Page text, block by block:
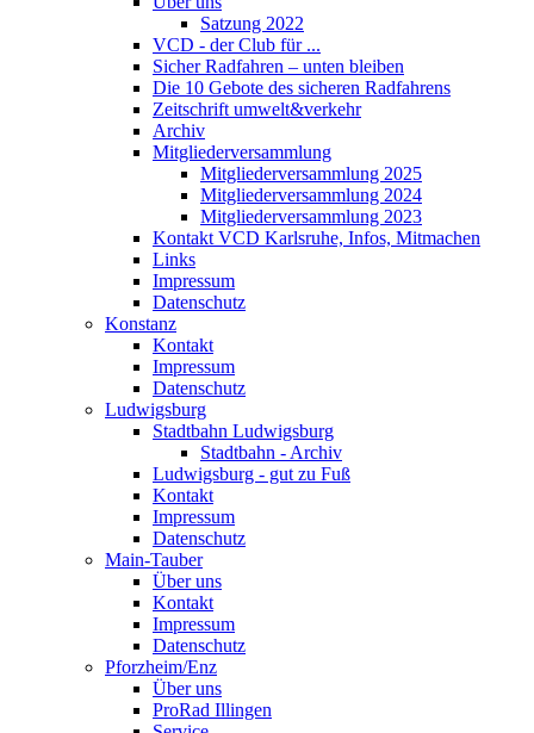
Satzung 2022
VCD - der Club für ...
Sicher Radfahren – unten bleiben
Die 10 Gebote des sicheren Radfahrens
Zeitschrift umwelt&verkehr
Archiv
Mitgliederversammlung
Mitgliederversammlung 2025
Mitgliederversammlung 2024
Mitgliederversammlung 2023
Kontakt VCD Karlsruhe, Infos, Mitmachen
Links
Impressum
Datenschutz
Konstanz
Kontakt
Impressum
Datenschutz
Ludwigsburg
Stadtbahn Ludwigsburg
Stadtbahn - Archiv
Ludwigsburg - gut zu Fuß
Kontakt
Impressum
Datenschutz
Main-Tauber
Über uns
Kontakt
Impressum
Datenschutz
Pforzheim/Enz
Über uns
ProRad Illingen